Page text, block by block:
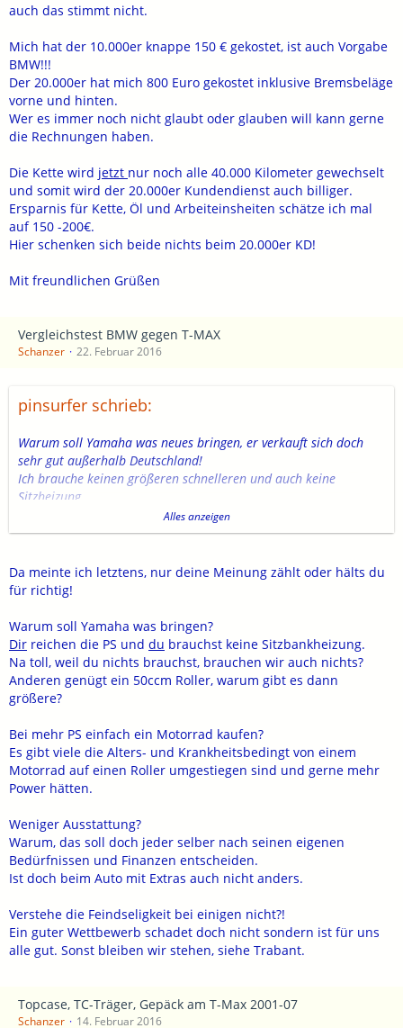
auch das stimmt nicht.
Mich hat der 10.000er knappe 150 € gekostet, ist auch Vorgabe
BMW!!!
Der 20.000er hat mich 800 Euro gekostet inklusive Bremsbeläge
vorne und hinten.
Wer es immer noch nicht glaubt oder glauben will kann gerne
die Rechnungen haben.
Die Kette wird jetzt nur noch alle 40.000 Kilometer gewechselt
und somit wird der 20.000er Kundendienst auch billiger.
Ersparnis für Kette, Öl und Arbeiteinsheiten schätze ich mal
auf 150 -200€.
Hier schenken sich beide nichts beim 20.000er KD!
Mit freundlichen Grüßen
Vergleichstest BMW gegen T-MAX
Schanzer 22. Februar 2016
pinsurfer schrieb:
Warum soll Yamaha was neues bringen, er verkauft sich doch
sehr gut außerhalb Deutschland!
Ich brauche keinen größeren schnelleren und auch keine
Sitzheizung,
der jetzige Tmax ist doch perfekt, wenn ich mehr PS benötige
würde ich mir ein Motorrad kaufen!
Ducati Panigale 1199) und auf der Straße,
besser die würden das Gewicht reduzieren durch einen leichteren
Das ist meine Meinung und dahinter stehe ich auch!
Grüße
pinsurfer
Alles anzeigen
Da meinte ich letztens, nur deine Meinung zählt oder hälts du
für richtig!
Warum soll Yamaha was bringen?
Dir reichen die PS und du brauchst keine Sitzbankheizung.
Na toll, weil du nichts brauchst, brauchen wir auch nichts?
Anderen genügt ein 50ccm Roller, warum gibt es dann
größere?
Bei mehr PS einfach ein Motorrad kaufen?
Es gibt viele die Alters- und Krankheitsbedingt von einem
Motorrad auf einen Roller umgestiegen sind und gerne mehr
Power hätten.
Weniger Ausstattung?
Warum, das soll doch jeder selber nach seinen eigenen
Bedürfnissen und Finanzen entscheiden.
Ist doch beim Auto mit Extras auch nicht anders.
Verstehe die Feindseligkeit bei einigen nicht?!
Ein guter Wettbewerb schadet doch nicht sondern ist für uns
alle gut. Sonst bleiben wir stehen, siehe Trabant.
Topcase, TC-Träger, Gepäck am T-Max 2001-07
Schanzer 14. Februar 2016